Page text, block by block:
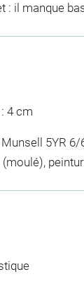
: il manque
4 cm
5YR 6/